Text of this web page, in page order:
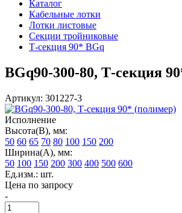
Каталог
Кабельные лотки
Лотки листовые
Секции тройниковые
Т-секция 90* BGq
BGq90-300-80, Т-секция
Артикул: 301227-3
Исполнение
Высота(В), мм:
50 60 65 70 80 100 150 200
Ширина(А), мм:
50 100 150 200 300 400 500 600
Ед.изм.: шт.
Цена по запросу
-